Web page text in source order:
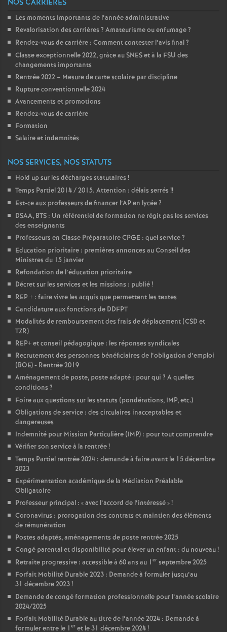
NOS CARRIÈRES
Les moments importants de l’année administrative
Revalorisation des carrières ? Amateurisme ou enfumage?
Rendez-vous de carrière : Comment contester l’avis final?
Classe exceptionnelle 2022, gràce au SNES et à la FSU des
changements importants
Rentrée 2022 – Mesure de carte scolaire par discipline
Rupture conventionnelle 2024
Avancements et promotions
Rendez-vous de carrière
Formation
Salaire et indemnités
NOS SERVICES, NOS STATUTS
Hold up sur les décharges statutaires !
Temps Partiel 2014 / 2015. Attention : délais serrés !!
Est-ce aux professeurs de financer l’AP en lycée?
DSAA, BTS : Un référentiel de formation ne régit pas les services
des enseignants
Professeurs en Classe Préparatoire CPGE : quel service?
Education prioritaire : premières annonces au Conseil des
Ministres du 15 janvier
Refondation de l’éducation prioritaire
Décret sur les services et les missions : publié!
REP + : faire vivre les acquis que permettent les textes
Candidature aux fonctions de DDFPT
Modalités de remboursement des frais de déplacement (CSD et
TZR)
REP+ et conseil pédagogique : les réponses syndicales
Recrutement des personnes bénéficiaires de l’obligation d’emploi
(BOE) - Rentrée 2019
Aménagement de poste, poste adapté : pour qui ? A quelles
conditions ?
Foire aux questions sur les statuts (pondérations, IMP, etc.)
Obligations de service : des circulaires inacceptables et
dangereuses
Indemnité pour Mission Particulière (IMP) : pour tout comprendre
Vérifier son service à la rentrée!
Temps Partiel rentrée 2024 : demande à faire avant le 15 décembre
2023
Expérimentation académique de la Médiation Préalable
Obligatoire
Professeur principal : «avec l’accord de l’intéressé»!
Coronavirus : prorogation des contrats et maintien des éléments
de rémunération
Postes adaptés, aménagements de poste rentrée 2025
Congé parental et disponibilité pour élever un enfant : du nouveau!
Retraite progressive : accessible à 60 ans au 1 er septembre 2025
Forfait Mobilité Durable 2023 : Demande à formuler jusqu’au
31 décembre 2023!
Demande de congé formation professionnelle pour l’année scolaire
2024/2025
Forfait Mobilité Durable au titre de l’année 2024 : Demande à
formuler entre le 1 er et le 31 décembre 2024!